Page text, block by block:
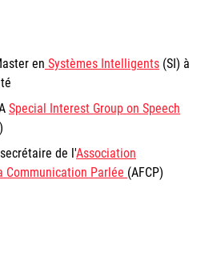
en Systèmes Intelligents (SI) à
Special Interest Group on Speech
de l'Association
Communication Parlée (AFCP)